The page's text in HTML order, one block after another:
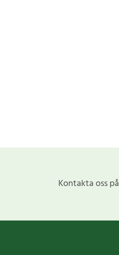
Kontakta oss på